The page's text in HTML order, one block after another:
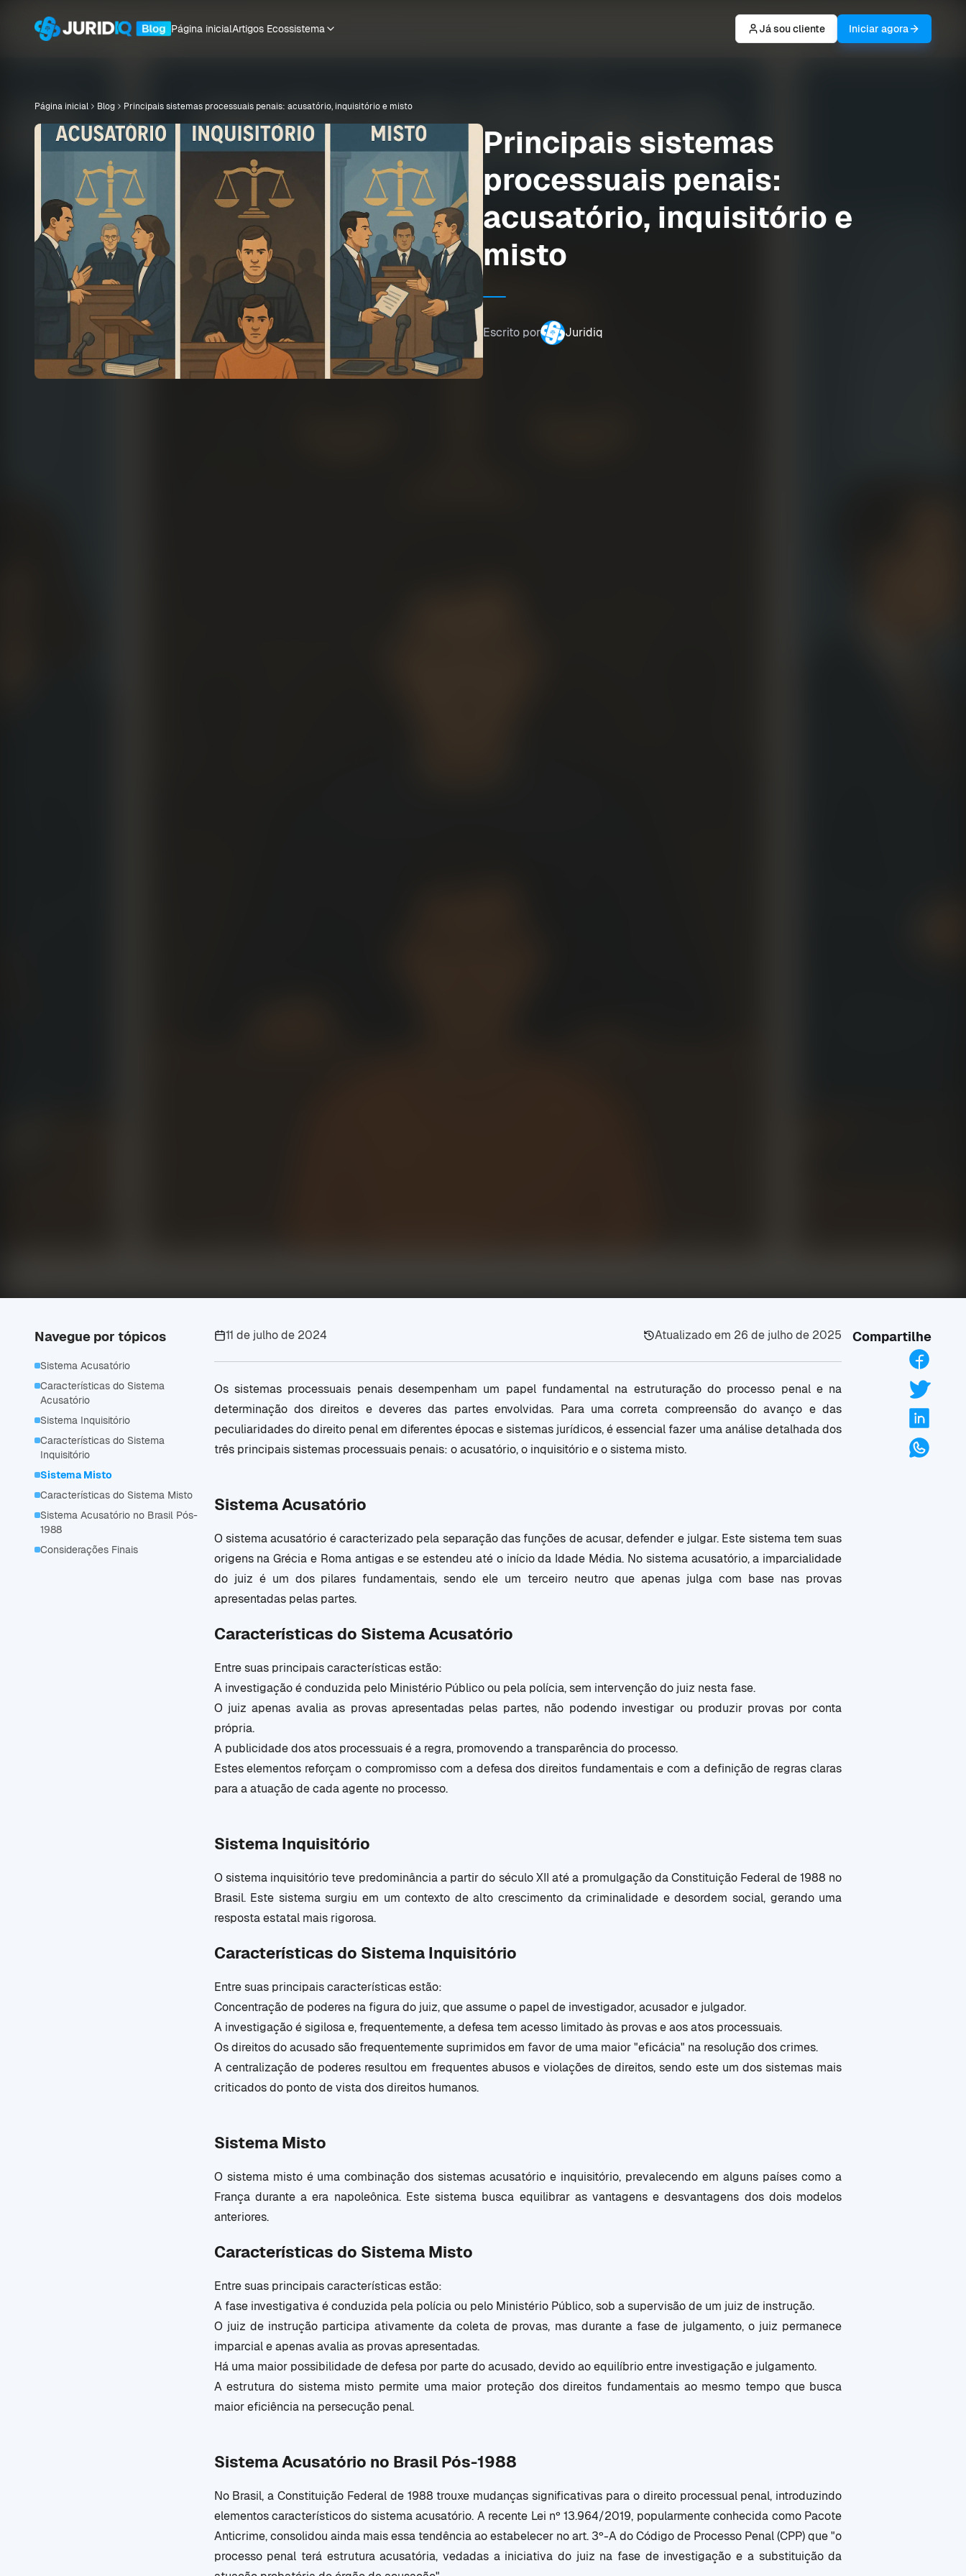
Página inicialArtigos Ecossistema Já sou cliente Iniciar agora
Página inicial Blog Principais sistemas processuais penais: acusatório, inquisitório e misto
Principais sistemas
processuais penais:
acusatório, inquisitório e
misto
Escrito por Juridiq
Navegue por tópicos
Sistema Acusatório
Características do Sistema
Acusatório
Sistema Inquisitório
Características do Sistema
Inquisitório
Sistema Misto
Características do Sistema Misto
Sistema Acusatório no Brasil Pós-
1988
Considerações Finais
11 de julho de 2024 Atualizado em 26 de julho de 2025
Os sistemas processuais penais desempenham um papel fundamental na estruturação do processo penal e na
determinação dos direitos e deveres das partes envolvidas. Para uma correta compreensão do avanço e das
peculiaridades do direito penal em diferentes épocas e sistemas jurídicos, é essencial fazer uma análise detalhada dos
três principais sistemas processuais penais: o acusatório, o inquisitório e o sistema misto.
Sistema Acusatório
O sistema acusatório é caracterizado pela separação das funções de acusar, defender e julgar. Este sistema tem suas
origens na Grécia e Roma antigas e se estendeu até o início da Idade Média. No sistema acusatório, a imparcialidade
do juiz é um dos pilares fundamentais, sendo ele um terceiro neutro que apenas julga com base nas provas
apresentadas pelas partes.
Características do Sistema Acusatório
Entre suas principais características estão:
A investigação é conduzida pelo Ministério Público ou pela polícia, sem intervenção do juiz nesta fase.
O juiz apenas avalia as provas apresentadas pelas partes, não podendo investigar ou produzir provas por conta
própria.
A publicidade dos atos processuais é a regra, promovendo a transparência do processo.
Estes elementos reforçam o compromisso com a defesa dos direitos fundamentais e com a definição de regras claras
para a atuação de cada agente no processo.
Sistema Inquisitório
O sistema inquisitório teve predominância a partir do século XII até a promulgação da Constituição Federal de 1988 no
Brasil. Este sistema surgiu em um contexto de alto crescimento da criminalidade e desordem social, gerando uma
resposta estatal mais rigorosa.
Características do Sistema Inquisitório
Entre suas principais características estão:
Concentração de poderes na figura do juiz, que assume o papel de investigador, acusador e julgador.
A investigação é sigilosa e, frequentemente, a defesa tem acesso limitado às provas e aos atos processuais.
Os direitos do acusado são frequentemente suprimidos em favor de uma maior "eficácia" na resolução dos crimes.
A centralização de poderes resultou em frequentes abusos e violações de direitos, sendo este um dos sistemas mais
criticados do ponto de vista dos direitos humanos.
Sistema Misto
O sistema misto é uma combinação dos sistemas acusatório e inquisitório, prevalecendo em alguns países como a
França durante a era napoleônica. Este sistema busca equilibrar as vantagens e desvantagens dos dois modelos
anteriores.
Características do Sistema Misto
Entre suas principais características estão:
A fase investigativa é conduzida pela polícia ou pelo Ministério Público, sob a supervisão de um juiz de instrução.
O juiz de instrução participa ativamente da coleta de provas, mas durante a fase de julgamento, o juiz permanece
imparcial e apenas avalia as provas apresentadas.
Há uma maior possibilidade de defesa por parte do acusado, devido ao equilíbrio entre investigação e julgamento.
A estrutura do sistema misto permite uma maior proteção dos direitos fundamentais ao mesmo tempo que busca
maior eficiência na persecução penal.
Sistema Acusatório no Brasil Pós-1988
No Brasil, a Constituição Federal de 1988 trouxe mudanças significativas para o direito processual penal, introduzindo
elementos característicos do sistema acusatório. A recente Lei nº 13.964/2019, popularmente conhecida como Pacote
Anticrime, consolidou ainda mais essa tendência ao estabelecer no art. 3º-A do Código de Processo Penal (CPP) que "o
processo penal terá estrutura acusatória, vedadas a iniciativa do juiz na fase de investigação e a substituição da
Compartilhe